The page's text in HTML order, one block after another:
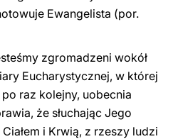
Ewangelista (por.
zgromadzeni wokół
Eucharystycznej, w której
po raz kolejny, uobecnia
że słuchając Jego
i Krwią, z rzeszy ludzi